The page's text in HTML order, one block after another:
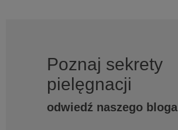
Poznaj sekrety
pielęgnacji
odwiedź naszego bloga